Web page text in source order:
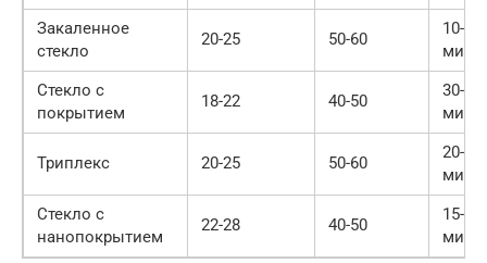
Закаленное
стекло
20-25 50-60
10-15
Стекло с
покрытием
18-22 40-50
30-40
Триплекс 20-25 50-60
20-30
Стекло с
нанопокрытием
22-28 40-50
15-20